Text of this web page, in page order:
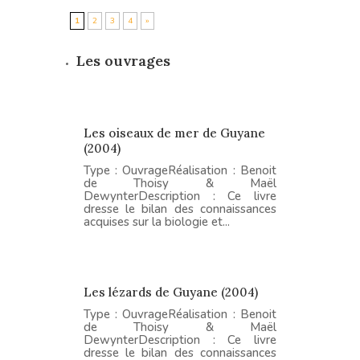
1 2 3 4 »
Les ouvrages
Les oiseaux de mer de Guyane
(2004)
Type : OuvrageRéalisation : Benoit
de Thoisy & Maël
DewynterDescription : Ce livre
dresse le bilan des connaissances
acquises sur la biologie et...
Les lézards de Guyane (2004)
Type : OuvrageRéalisation : Benoit
de Thoisy & Maël
DewynterDescription : Ce livre
dresse le bilan des connaissances